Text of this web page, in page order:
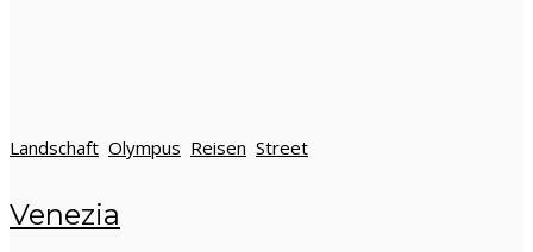
Landschaft Olympus Reisen Street
Venezia